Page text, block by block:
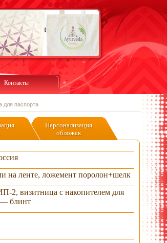
Контакты
для паспорта
Персонализация
обложек
на ленте, ложемент поролон+шелк
2, визитница с накопителем для
— блинт